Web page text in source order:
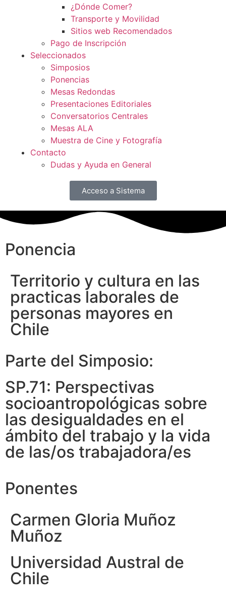
¿Dónde Comer?
Transporte y Movilidad
Sitios web Recomendados
Pago de Inscripción
Seleccionados
Simposios
Ponencias
Mesas Redondas
Presentaciones Editoriales
Conversatorios Centrales
Mesas ALA
Muestra de Cine y Fotografía
Contacto
Dudas y Ayuda en General
Acceso a Sistema
Ponencia
Territorio y cultura en las
practicas laborales de
personas mayores en
Chile
Parte del Simposio:
SP.71: Perspectivas
socioantropológicas sobre
las desigualdades en el
ámbito del trabajo y la vida
de las/os trabajadora/es
Ponentes
Carmen Gloria Muñoz
Muñoz
Universidad Austral de
Chile